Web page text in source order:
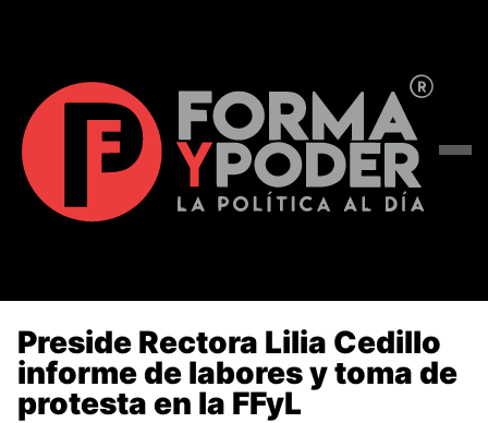
Preside Rectora Lilia Cedillo
informe de labores y toma de
protesta en la FFyL